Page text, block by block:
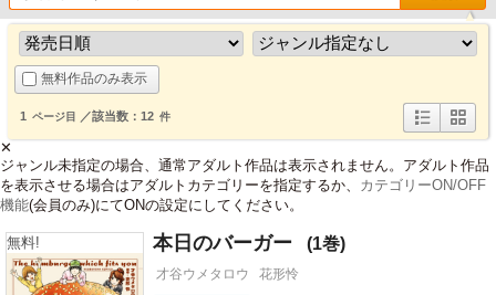
無料作品のみ表示
1 ページ目 ／該当数：12 件
詳
表
示
簡
表
示
✕
ジャンル未指定の場合、通常アダルト作品は表示されません。アダルト作品
を表示させる場合はアダルトカテゴリーを指定するか、
カテゴリーON/OFF
機能(会員のみ)にてONの設定にしてください。
無料! 本日のバーガー 1
才谷ウメタロウ 花形怜